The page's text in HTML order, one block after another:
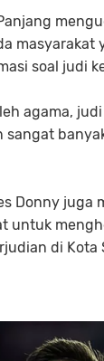
masyarakat
soal judi
agama,
sangat
Donny juga
untuk
di Kota